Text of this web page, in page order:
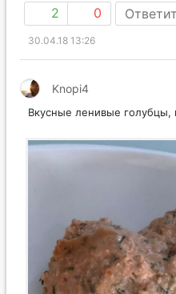
2 0
30.04.18 13:26
Knopi4
Вкусные ленивые голубцы,